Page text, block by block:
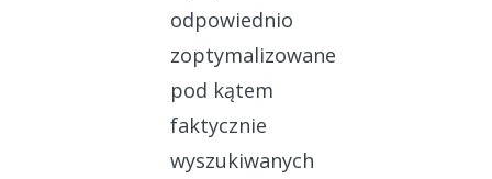
odpowiednio
zoptymalizowane
pod kątem
faktycznie
wyszukiwanych